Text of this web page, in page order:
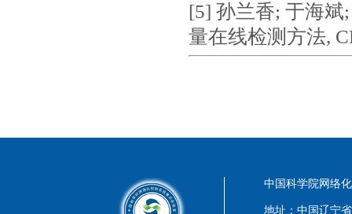
[5] 孙兰香; 于海斌
量在线检测方法,
中国科学院网络
地址：中国辽宁